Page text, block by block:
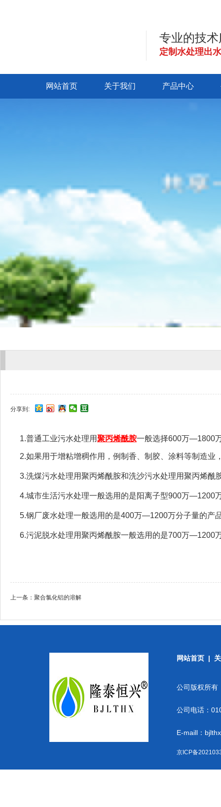
专业的技
定制水处理出
网站首页 关于我们 产品中心
分享到:
1.普通工业污水处理用聚丙烯酰胺一般选择600万—1800
2.如果用于增粘增稠作用，例制香、制胶、涂料等制造
3.洗煤污水处理用聚丙烯酰胺和洗沙污水处理用聚丙烯
4.城市生活污水处理一般选用的是阳离子型900万—1200
5.钢厂废水处理一般选用的是400万—1200万分子量的产
6.污泥脱水处理用聚丙烯酰胺一般选用的是700万—1200
上一条： 聚合氯化铝的溶解
网站首页 |
公司版权所有
公司电话：
E-maill：
京ICP备